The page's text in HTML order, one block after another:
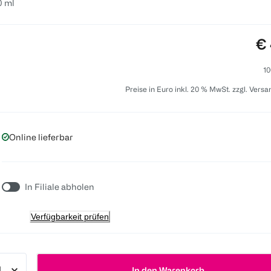
ml
€
Preise in Euro inkl. 20 % MwSt. zzgl.
Online lieferbar
In Filiale abholen
Verfügbarkeit prüfen